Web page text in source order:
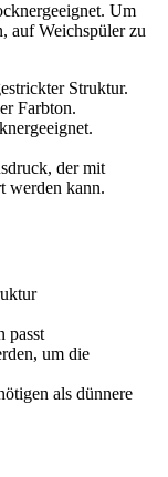
Um
auf Weichspüler zu
Struktur.
Farbton.
der mit
werden kann.
passt
um die
als dünnere